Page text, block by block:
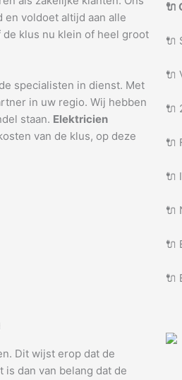
voldoet altijd aan alle
klus nu klein of heel groot
specialisten in dienst. Met
in uw regio. Wij hebben
staan. Elektricien
van de klus, op deze
🔌
🔌
🔌
🔌
🔌
🔌
🔌
🔌
🔌
Dit wijst erop dat de
dan van belang dat de